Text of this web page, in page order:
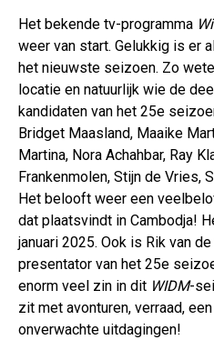
Het bekende tv-programma
weer van start. Gelukkig is er
het nieuwste seizoen. Zo
locatie en natuurlijk wie de
kandidaten van het 25e
Bridget Maasland, Maaike
Martina, Nora Achahbar, Ray
Frankenmolen, Stijn de Vries,
Het belooft weer een
dat plaatsvindt in Cambodja!
januari 2025. Ook is Rik van
presentator van het 25e
enorm veel zin in dit WIDM-
zit met avonturen, verraad,
onverwachte uitdagingen!